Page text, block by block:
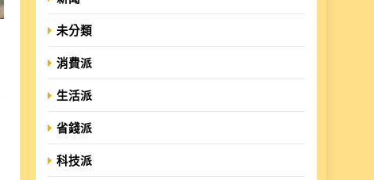
未分類
消費派
生活派
省錢派
科技派